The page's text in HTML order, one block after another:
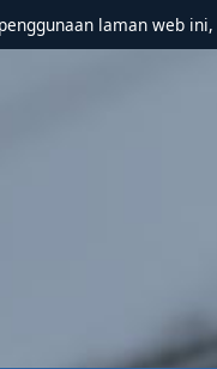
laman web